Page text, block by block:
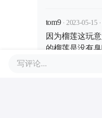
tom9 · 2023-05-15 ·
因为榴莲这玩
的榴莲是没有
是因为腐烂，
保存技术跟上
写评论...